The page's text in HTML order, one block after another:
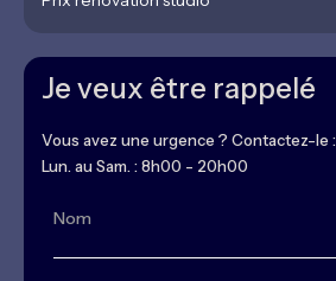
Je veux être rappelé
Vous avez une urgence ? Contactez-le :
Lun. au Sam. : 8h00 - 20h00